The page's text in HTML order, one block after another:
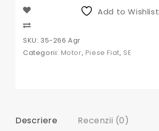
Add to Wishlist
SKU: 35-266 Agr
Categorii: Motor, Piese Fiat, SE
Descriere Recenzii (0)